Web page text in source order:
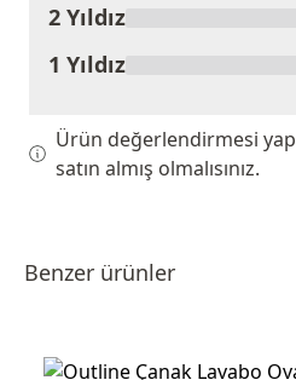
2 Yıldız
1 Yıldız
Ürün değerlendirmesi
satın almış olmalısınız.
Benzer ürünler